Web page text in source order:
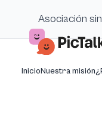
Asociación
InicioNuestra misión